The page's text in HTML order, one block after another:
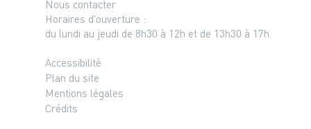
Nous contacter
Horaires d'ouverture :
du lundi au jeudi de 8h30 à 12h et de 13h30 à 17h.
Accessibilité
Plan du site
Mentions légales
Crédits